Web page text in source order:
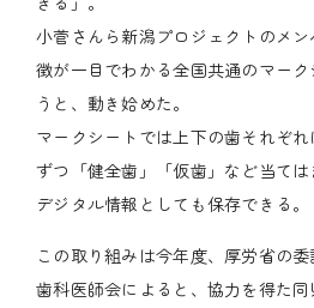
小菅さんら新潟プロジェクトのメ
徴が一目でわかる全国共通のマー
うと、動き姶めた。
マークシートでは上下の歯それぞ
ずつ「健全歯」「仮歯」など当ては
デジタル情報としても保存できる。
この取り組みは今年度、厚労省の
歯科医師会によると、協力を得た